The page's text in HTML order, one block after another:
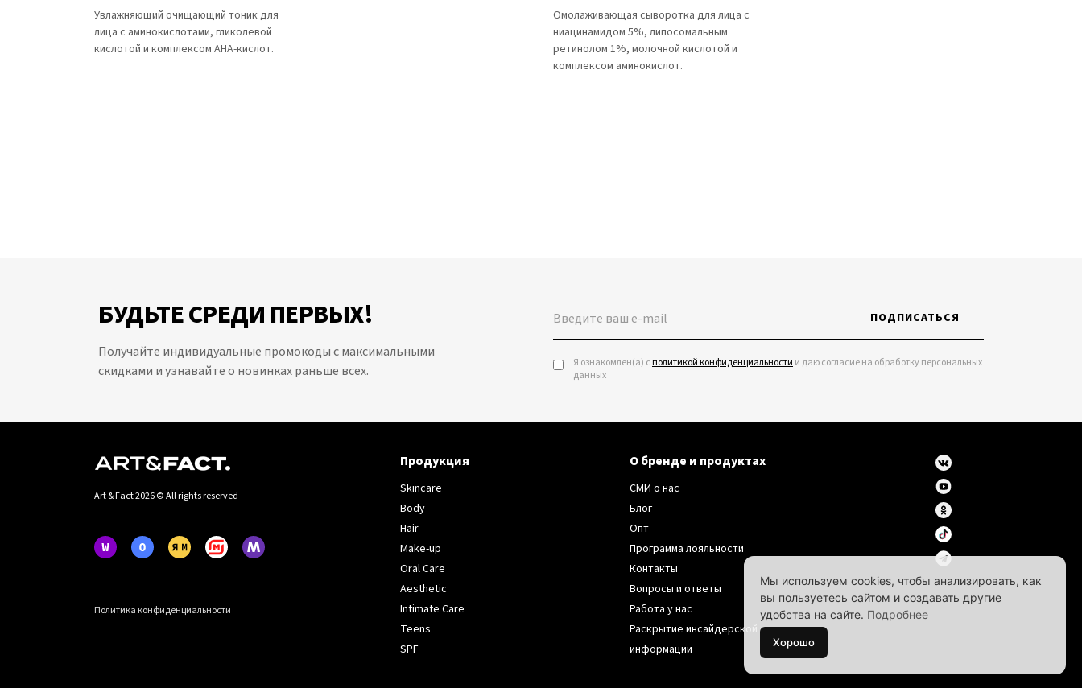
Увлажняющий очищающий тоник для
лица с аминокислотами, гликолевой
кислотой и комплексом AHA-кислот.
Омолаживающая сыворотка для лица с
ниацинамидом 5%, липосомальным
ретинолом 1%, молочной кислотой и
комплексом аминокислот.
БУДЬТЕ СРЕДИ ПЕРВЫХ!
Получайте индивидуальные промокоды с максимальными
скидками и узнавайте о новинках раньше всех.
ПОДПИСАТЬСЯ
Я ознакомлен(а) сполитикой конфиденциальности и даю согласие на обработку персональных
данных
Art & Fact 2026 © All rights reserved
Политика конфиденциальности
Продукция
Skincare
Body
Hair
Make-up
Oral Care
Aesthetic
Intimate Care
Teens
SPF
О бренде и продуктах
СМИ о нас
Блог
Опт
Программа лояльности
Контакты
Вопросы и ответы
Работа у нас
Раскрытие инсайдерской
информации
Мы используем cookies, чтобы анализировать, как
вы пользуетесь сайтом и создавать другие
удобства на сайте. Подробнее
Хорошо